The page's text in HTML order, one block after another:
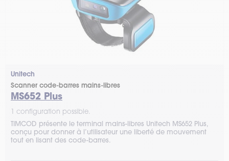
Unitech
Scanner code-barres mains-libres
MS652 Plus
1 configuration possible.
TIMCOD présente le terminal mains-libres Unitech MS652 Plus,
conçu pour donner à l’utilisateur une liberté de mouvement
tout en lisant des code-barres.